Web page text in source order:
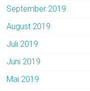
September 2019
August 2019
Juli 2019
Juni 2019
Mai 2019